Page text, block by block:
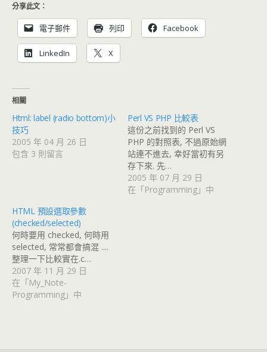
分享此文：
電子郵件 列印 Facebook
LinkedIn X
相關
Html: label (radio bottom)小
技巧
2005 年 04 月 26 日
包含 3 則留言
Perl VS PHP 比較表
這份之前找到的 Perl VS
PHP 的對照表, 不過原始網
站連不進去, 幸好當初有另
存下來. 先…
2005 年 07 月 29 日
在「Programming」中
HTML 預設選取參數
(checked/selected)
何時要用 checked, 何時用
selected, 常常都會搞混 ....
整理一下比較實在.c…
2007 年 11 月 29 日
在「My_Note-
Programming」中